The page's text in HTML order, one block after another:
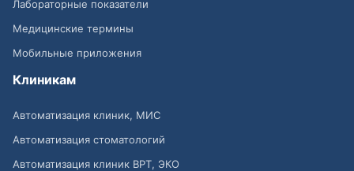
Лабораторные показатели
Медицинские термины
Мобильные приложения
Клиникам
Автоматизация клиник, МИС
Автоматизация стоматологий
Автоматизация клиник ВРТ, ЭКО